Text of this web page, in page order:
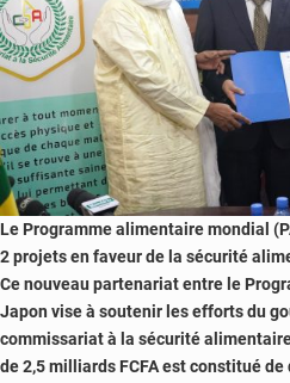
le
Mali
Le Programme alimentaire mondial
2 projets en faveur de la sécurité
Ce nouveau partenariat entre le
Japon vise à soutenir les efforts du
commissariat à la sécurité
de 2,5 milliards FCFA est constitué